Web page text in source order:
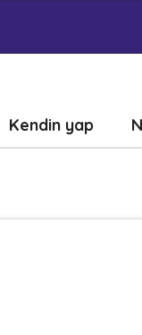
Kendin yap